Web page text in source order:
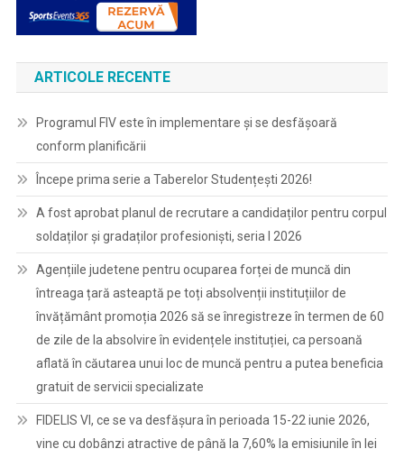
ARTICOLE RECENTE
Programul FIV este în implementare și se desfășoară
conform planificării
Începe prima serie a Taberelor Studențești 2026!
A fost aprobat planul de recrutare a candidaților pentru corpul
soldaților și gradaților profesioniști, seria I 2026
Agențiile judetene pentru ocuparea forței de muncă din
întreaga țară asteaptă pe toți absolvenții instituțiilor de
învățământ promoția 2026 să se înregistreze în termen de 60
de zile de la absolvire în evidențele instituției, ca persoană
aflată în căutarea unui loc de muncă pentru a putea beneficia
gratuit de servicii specializate
FIDELIS VI, ce se va desfășura în perioada 15-22 iunie 2026,
vine cu dobânzi atractive de până la 7,60% la emisiunile în lei